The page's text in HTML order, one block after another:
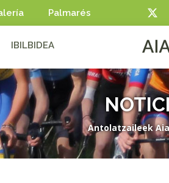
Palmarés
IBILBIDEA
Antolatzaileek